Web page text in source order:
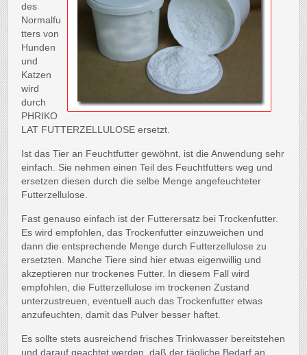
des
Normalfu
tters von
Hunden
und
Katzen
wird
durch
PHRIKO
LAT FUTTERZELLULOSE ersetzt.
Ist das Tier an Feuchtfutter gewöhnt, ist die Anwendung sehr
einfach. Sie nehmen einen Teil des Feuchtfutters weg und
ersetzen diesen durch die selbe Menge angefeuchteter
Futterzellulose.
Fast genauso einfach ist der Futterersatz bei Trockenfutter.
Es wird empfohlen, das Trockenfutter einzuweichen und
dann die entsprechende Menge durch Futterzellulose zu
ersetzten. Manche Tiere sind hier etwas eigenwillig und
akzeptieren nur trockenes Futter. In diesem Fall wird
empfohlen, die Futterzellulose im trockenen Zustand
unterzustreuen, eventuell auch das Trockenfutter etwas
anzufeuchten, damit das Pulver besser haftet.
Es sollte stets ausreichend frisches Trinkwasser bereitstehen
und darauf geachtet werden, daß der tägliche Bedarf an